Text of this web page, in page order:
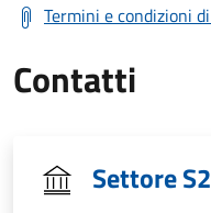
Termini e condizioni
Contatti
Settore